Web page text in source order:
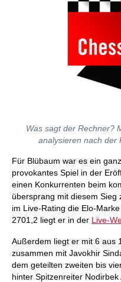
Was sagt der Rechner?
analysieren nach der
Für Blübaum war es ein
provokantes Spiel in der
einen Konkurrenten beim
übersprang mit diesem
im Live-Rating die Elo-
2701,2 liegt er in der Live-
Außerdem liegt er mit 6 aus
zusammen mit Javokhir
dem geteilten zweiten bis
hinter Spitzenreiter